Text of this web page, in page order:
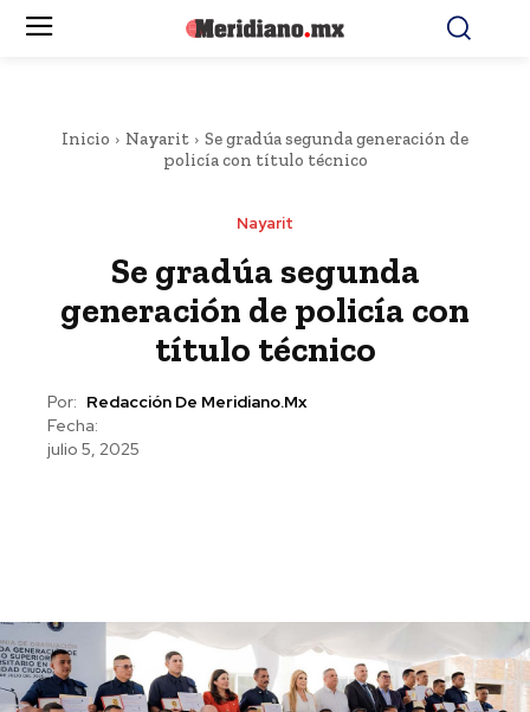
Inicio Nayarit
Se gradúa segunda generación de
policía con título técnico
Nayarit
Se gradúa segunda
generación de policía con
título técnico
Por: Redacción De Meridiano.mx
Fecha:
julio 5, 2025